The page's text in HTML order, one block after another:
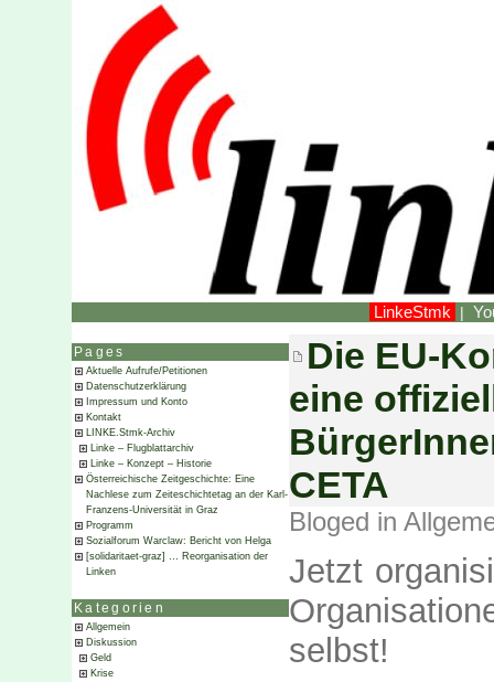
LinkeStmk |
Pages
Aktuelle Aufrufe/Petitionen
Datenschutzerklärung
Impressum und Konto
Kontakt
LINKE.Stmk-Archiv
Linke – Flugblattarchiv
Linke – Konzept – Historie
Österreichische Zeitgeschichte: Eine
Nachlese zum Zeiteschichtetag an der Karl-
Franzens-Universität in Graz
Programm
Sozialforum Warclaw: Bericht von Helga
[solidaritaet-graz] … Reorganisation der
Linken
Kategorien
Allgemein
Diskussion
Geld
Krise
Die EU-
eine
CETA
Bloged in
Jetzt
selbst!